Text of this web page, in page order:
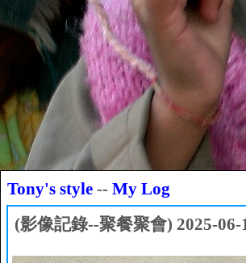
Tony's style -- My Log
(影像記錄--聚餐聚會) 2025-